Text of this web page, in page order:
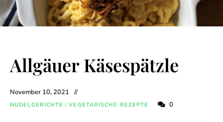
Allgäuer Käsespätzle
November 10, 2021
NUDELGERICHTE / VEGETARISCHE REZEPTE 0